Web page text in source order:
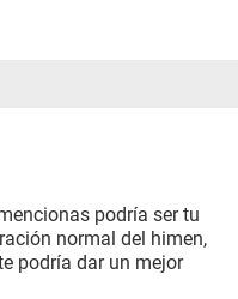
podría ser tu
normal del himen,
podría dar un mejor